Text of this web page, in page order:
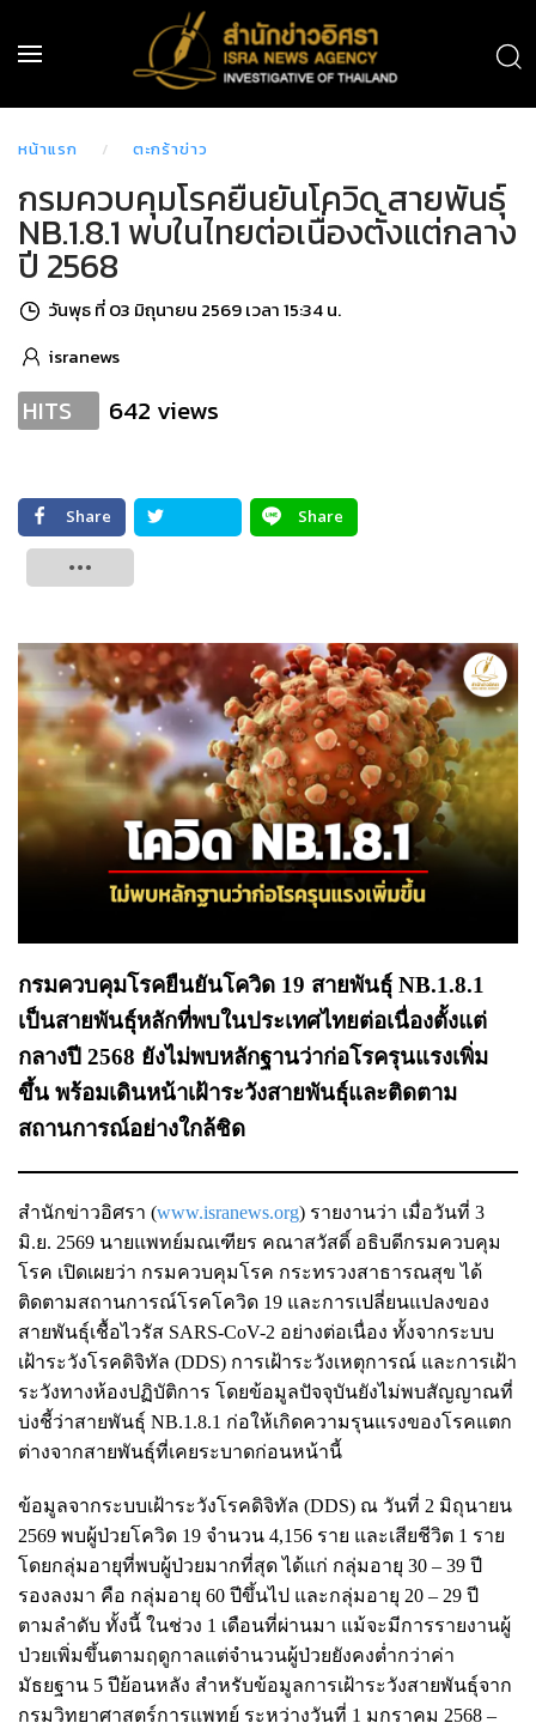
หน้าแรก ตะกร้าข่าว
กรมควบคุมโรคยืนยันโควิด สายพันธุ์
NB.1.8.1 พบในไทยต่อเนื่องตั้งแต่กลาง
ปี 2568
วันพุธ ที่ 03 มิถุนายน 2569 เวลา 15:34 น.
isranews
HITS 642 views
Share
Share
กรมควบคุมโรคยืนยันโควิด 19 สายพันธุ์ NB.1.8.1
เป็นสายพันธุ์หลักที่พบในประเทศไทยต่อเนื่องตั้งแต่
กลางปี 2568 ยังไม่พบหลักฐานว่าก่อโรครุนแรงเพิ่ม
ขึ้น พร้อมเดินหน้าเฝ้าระวังสายพันธุ์และติดตาม
สถานการณ์อย่างใกล้ชิด
สำนักข่าวอิศรา (www.isranews.org) รายงานว่า เมื่อวันที่ 3
มิ.ย. 2569 นายแพทย์มณเฑียร คณาสวัสดิ์ อธิบดีกรมควบคุม
โรค เปิดเผยว่า กรมควบคุมโรค กระทรวงสาธารณสุข ได้
ติดตามสถานการณ์โรคโควิด 19 และการเปลี่ยนแปลงของ
สายพันธุ์เชื้อไวรัส SARS-CoV-2 อย่างต่อเนื่อง ทั้งจากระบบ
เฝ้าระวังโรคดิจิทัล (DDS) การเฝ้าระวังเหตุการณ์ และการเฝ้า
ระวังทางห้องปฏิบัติการ โดยข้อมูลปัจจุบันยังไม่พบสัญญาณที่
บ่งชี้ว่าสายพันธุ์ NB.1.8.1 ก่อให้เกิดความรุนแรงของโรคแตก
ต่างจากสายพันธุ์ที่เคยระบาดก่อนหน้านี้
ข้อมูลจากระบบเฝ้าระวังโรคดิจิทัล (DDS) ณ วันที่ 2 มิถุนายน
2569 พบผู้ป่วยโควิด 19 จำนวน 4,156 ราย และเสียชีวิต 1 ราย
โดยกลุ่มอายุที่พบผู้ป่วยมากที่สุด ได้แก่ กลุ่มอายุ 30 – 39 ปี
รองลงมา คือ กลุ่มอายุ 60 ปีขึ้นไป และกลุ่มอายุ 20 – 29 ปี
ตามลำดับ ทั้งนี้ ในช่วง 1 เดือนที่ผ่านมา แม้จะมีการรายงานผู้
ป่วยเพิ่มขึ้นตามฤดูกาลแต่จำนวนผู้ป่วยยังคงต่ำกว่าค่า
มัธยฐาน 5 ปีย้อนหลัง สำหรับข้อมูลการเฝ้าระวังสายพันธุ์จาก
กรมวิทยาศาสตร์การแพทย์ ระหว่างวันที่ 1 มกราคม 2568 –